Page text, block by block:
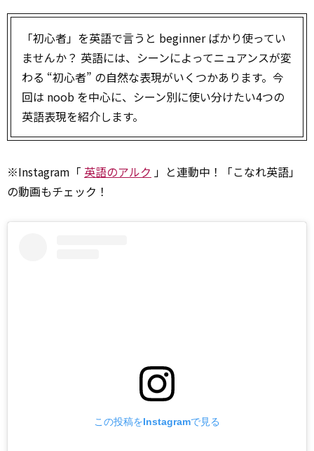
「初心者」を英語で言うと beginner ばかり使ってい
ませんか？ 英語には、シーンによってニュアンスが変
わる “初心者” の自然な表現がいくつかあります。今
回は noob を中心に、シーン別に使い分けたい4つの
英語表現を紹介します。
※Instagram「 英語のアルク 」と連動中！「こなれ英語」
の動画もチェック！
この投稿をInstagramで見る